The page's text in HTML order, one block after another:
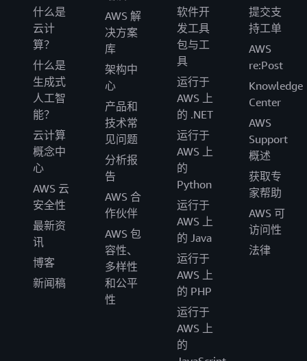
什么是
云计
算？
什么是
生成式
人工智
能？
云计算
概念中
心
AWS 云
安全性
最新资
讯
博客
新闻稿
AWS 解
决方案
库
架构中
心
产品和
技术常
见问题
分析报
告
AWS 合
作伙伴
AWS 包
容性、
多样性
和公平
性
软件开
发工具
包与工
具
运行于
AWS 上
的 .NET
运行于
AWS 上
的
Python
运行于
AWS 上
的 Java
运行于
AWS 上
的 PHP
运行于
AWS 上
的
提交支
持工单
AWS
re:Post
Knowledge
Center
AWS
Support
概述
获取专
家帮助
AWS 可
访问性
法律